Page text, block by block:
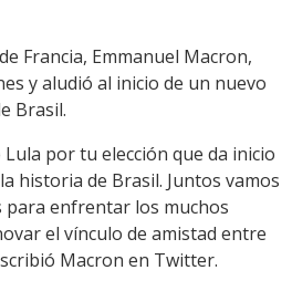
Francia, Emmanuel Macron,
y aludió al inicio de un nuevo
Brasil.
por tu elección que da inicio
historia de Brasil. Juntos vamos
enfrentar los muchos
el vínculo de amistad entre
Macron en Twitter.